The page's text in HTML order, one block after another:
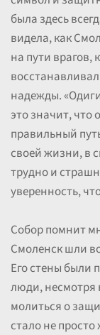
была здесь
видела, как
на пути врагов,
надежды.
это значит, что
правильный
своей жизни, в
трудно и
уверенность,
Собор помнит
Смоленск шли
Его стены были
люди, несмотря
молиться о
стало не